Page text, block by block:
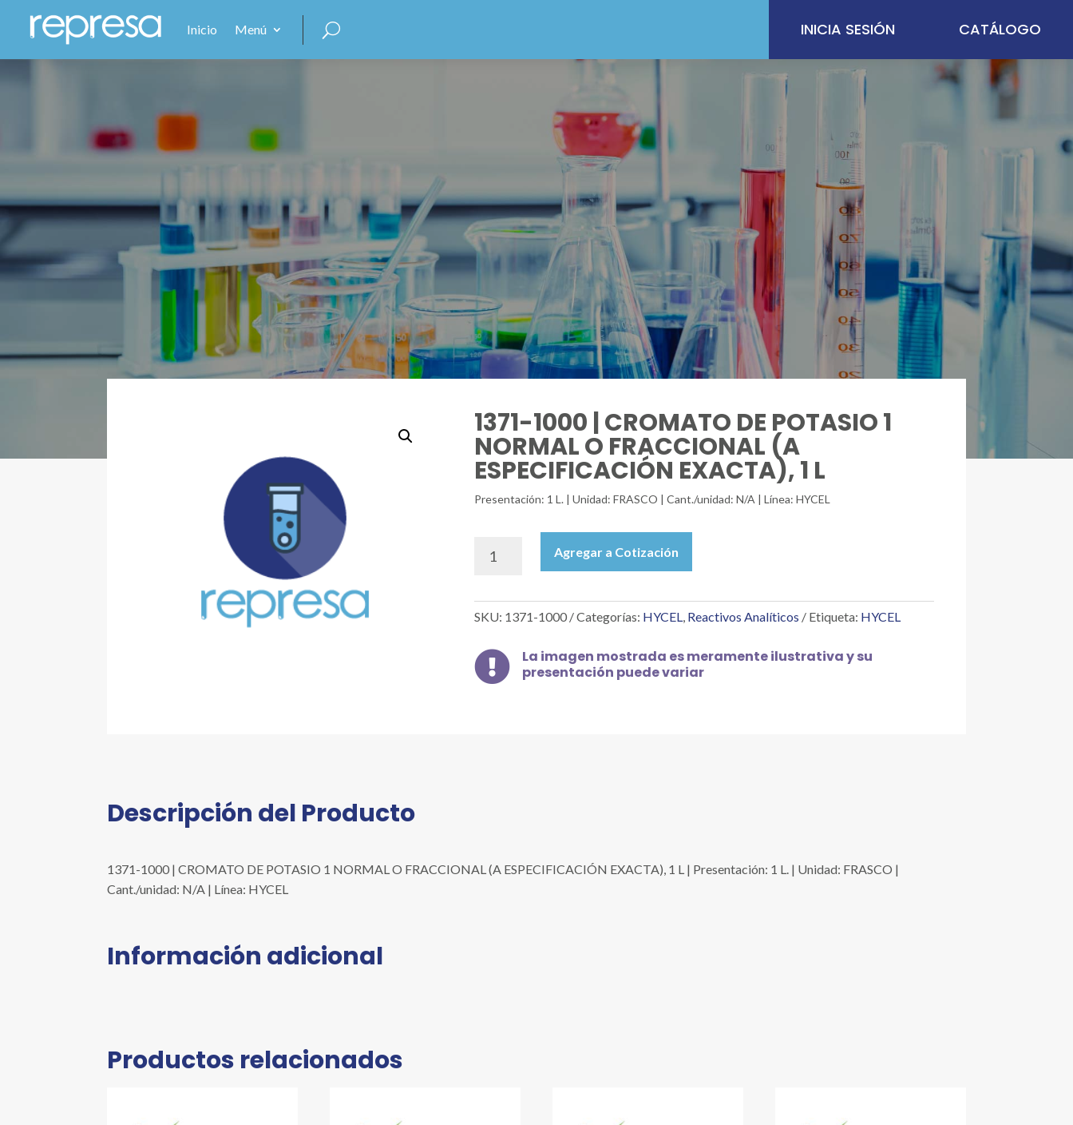
Inicio Menú INICIA SESIÓN CATÁLOGO
1371-1000 | CROMATO DE POTASIO 1
NORMAL O FRACCIONAL (A
ESPECIFICACIÓN EXACTA), 1 L
Presentación: 1 L. | Unidad: FRASCO | Cant./unidad: N/A | Línea: HYCEL
1000
CROMATO
DE
1
NORMAL
Agregar a Cotización
SKU: 1371-1000 Categorías: HYCEL, Reactivos Analíticos Etiqueta: HYCEL

La imagen mostrada es meramente ilustrativa y su
presentación puede variar
Descripción del Producto
1371-1000 | CROMATO DE POTASIO 1 NORMAL O FRACCIONAL (A ESPECIFICACIÓN EXACTA), 1 L | Presentación: 1 L. | Unidad: FRASCO |
Cant./unidad: N/A | Línea: HYCEL
Información adicional
Productos relacionados